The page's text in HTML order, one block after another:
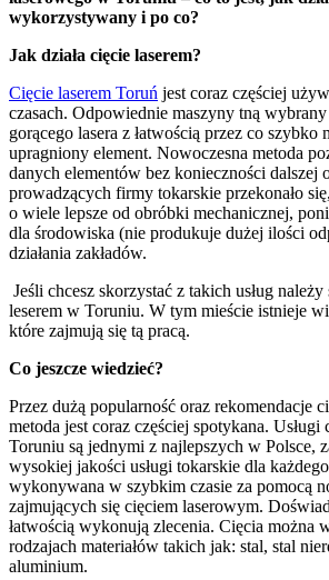
wykorzystywany i po co?
Jak działa cięcie laserem?
Cięcie laserem Toruń jest coraz częściej
czasach. Odpowiednie maszyny tną wybrany
gorącego lasera z łatwością przez co szybko
upragniony element. Nowoczesna metoda
danych elementów bez konieczności dalszej
prowadzących firmy tokarskie przekonało
o wiele lepsze od obróbki mechanicznej,
dla środowiska (nie produkuje dużej ilości
działania zakładów.
Jeśli chcesz skorzystać z takich usług
leserem w Toruniu. W tym mieście istnieje
które zajmują się tą pracą.
Co jeszcze wiedzieć?
Przez dużą popularność oraz rekomendacje
metoda jest coraz częściej spotykana. Usługi
Toruniu są jednymi z najlepszych w Polsce,
wysokiej jakości usługi tokarskie dla
wykonywana w szybkim czasie za pomocą
zajmujących się cięciem laserowym.
łatwością wykonują zlecenia. Cięcia można
rodzajach materiałów takich jak: stal, stal
aluminium.